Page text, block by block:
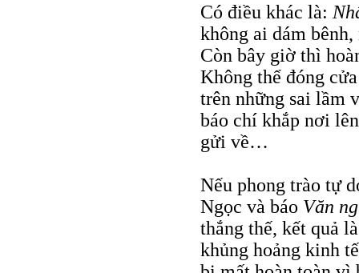
Có điều khác là:
không ai dám
Còn bây giờ thì
Không thể đóng
trên những sai lầm
báo chí khắp nơi
gửi về…
Nếu phong trào tự
Ngọc và báo Văn
thắng thế, kết quả
khủng hoảng kinh